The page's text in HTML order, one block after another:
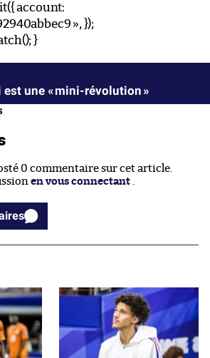
account:
», });
}
une « mini-révolution »
0 commentaire sur cet article.
en vous connectant